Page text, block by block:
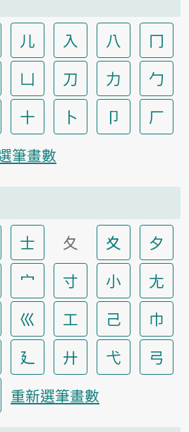
儿 入 八
冂
凵 刀 力
勹
十 卜 卩
厂
筆畫數
士 夂 夊
夕
宀 寸 小
尢
巛 工 己
巾
廴 廾 弋
弓
重新選筆畫數